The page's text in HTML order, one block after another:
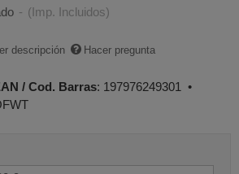
- (Imp. Incluidos)
descripción Hacer pregunta
/ Cod. Barras: 197976249301
•